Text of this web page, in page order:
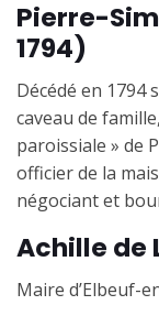
Pierre-
1794)
Décédé en 1794
caveau de
paroissiale » de
officier de la
négociant et
Achille de
Maire d’Elbeuf-